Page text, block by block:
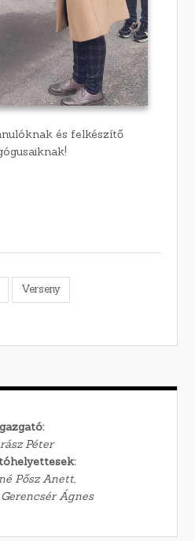
és felkészítő
Verseny
Péter
Pősz Anett,
Ágnes